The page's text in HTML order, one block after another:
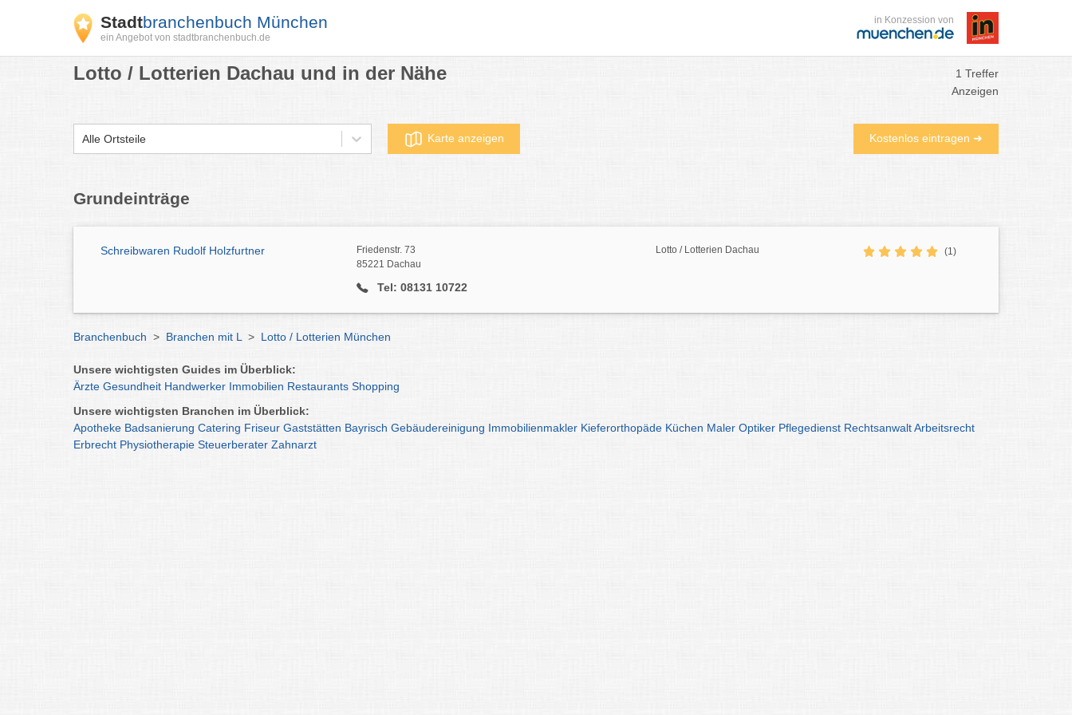
Stadtbranchenbuch München
ein Angebot von stadtbranchenbuch.de
in Konzession von
Lotto / Lotterien Dachau und in der Nähe
1 Treffer
Anzeigen
Alle Ortsteile Karte anzeigen Kostenlos eintragen ➜
Grundeinträge
Schreibwaren Rudolf Holzfurtner
Friedenstr. 73
85221 Dachau
Tel: 08131 10722
Lotto / Lotterien Dachau (1)
Branchenbuch > Branchen mit L > Lotto / Lotterien München
Unsere wichtigsten Guides im Überblick:
Ärzte Gesundheit Handwerker Immobilien Restaurants Shopping
Unsere wichtigsten Branchen im Überblick:
Apotheke Badsanierung Catering Friseur Gaststätten Bayrisch Gebäudereinigung Immobilienmakler Kieferorthopäde Küchen Maler Optiker Pflegedienst RechtsanwaltArbeitsrecht
Erbrecht Physiotherapie Steuerberater Zahnarzt